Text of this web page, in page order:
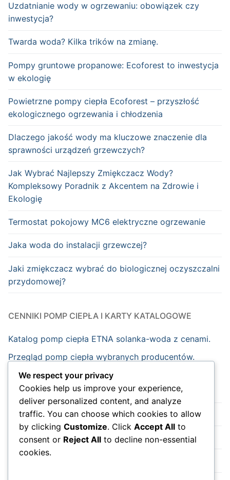
Uzdatnianie wody w ogrzewaniu: obowiązek czy
inwestycja?
Twarda woda? Kilka trików na zmianę.
Pompy gruntowe propanowe: Ecoforest to inwestycja
w ekologię
Powietrzne pompy ciepła Ecoforest – przyszłość
ekologicznego ogrzewania i chłodzenia
Dlaczego jakość wody ma kluczowe znaczenie dla
sprawności urządzeń grzewczych?
Jak Wybrać Najlepszy Zmiękczacz Wody?
Kompleksowy Poradnik z Akcentem na Zdrowie i
Ekologię
Termostat pokojowy MC6 elektryczne ogrzewanie
Jaka woda do instalacji grzewczej?
Jaki zmiękczacz wybrać do biologicznej oczyszczalni
przydomowej?
CENNIKI POMP CIEPŁA I KARTY KATALOGOWE
Katalog pomp ciepła ETNA solanka-woda z cenami.
Przegląd pomp ciepła wybranych producentów.
Strona główna
Nowości
Wydarzenia
We respect your privacy
Cookies help us improve your experience,
deliver personalized content, and analyze
traffic. You can choose which cookies to allow
by clicking Customize. Click Accept All to
consent or Reject All to decline non-essential
cookies.